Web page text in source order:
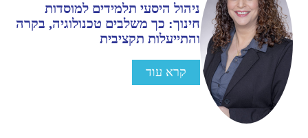
ניהול היסעי תלמידים למוסדות
חינוך: כך משלבים טכנולוגיה, בקרה
והתייעלות תקציבית
קרא עוד